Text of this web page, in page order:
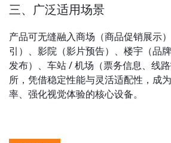
三、广泛适用场景
产品可无缝融入商场（商品促销展示
引）、影院（影片预告）、楼宇（品
发布）、车站 / 机场（票务信息、线
所，凭借稳定性能与灵活适配性，成
率、强化视觉体验的核心设备。